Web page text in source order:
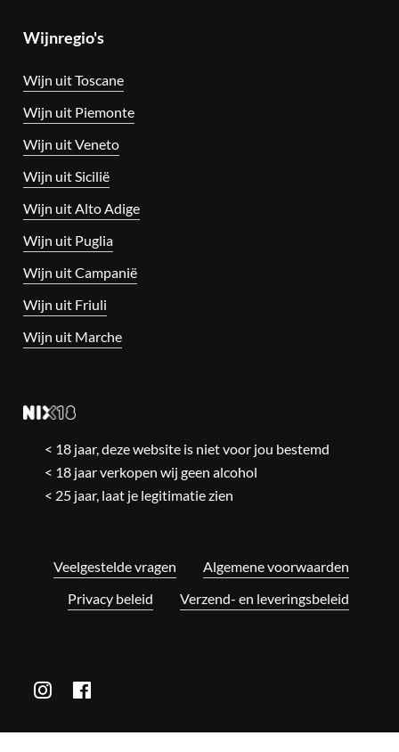
Bekijk winkelwagen
Wijnregio's
Wijn uit Toscane
Wijn uit Piemonte
Wijn uit Veneto
Wijn uit Sicilië
Wijn uit Alto Adige
Wijn uit Puglia
Wijn uit Campanië
Wijn uit Friuli
Wijn uit Marche
< 18 jaar, deze website is niet voor jou bestemd
< 18 jaar verkopen wij geen alcohol
< 25 jaar, laat je legitimatie zien
Veelgestelde vragen
Algemene voorwaarden
Privacy beleid
Verzend- en leveringsbeleid